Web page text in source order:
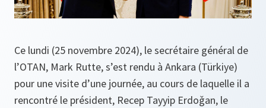
Ce lundi (25 novembre 2024), le secrétaire général de
l’OTAN, Mark Rutte, s’est rendu à Ankara (Türkiye)
pour une visite d’une journée, au cours de laquelle il a
rencontré le président, Recep Tayyip Erdoǧan, le